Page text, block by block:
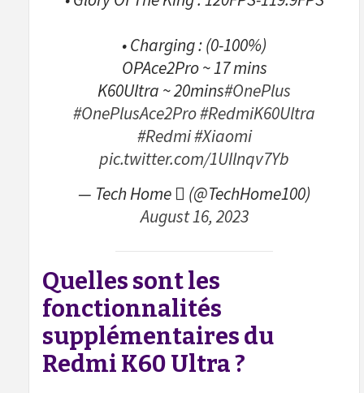
• Charging : (0-100%)
OPAce2Pro ~ 17 mins
K60Ultra ~ 20mins#OnePlus
#OnePlusAce2Pro#RedmiK60Ultra
#Redmi#Xiaomi
pic.twitter.com/1UIlnqv7Yb
— Tech Home  (@TechHome100)
August 16, 2023
Quelles sont les
fonctionnalités
supplémentaires du
Redmi K60 Ultra ?